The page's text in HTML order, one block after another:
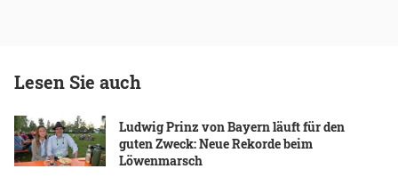
Lesen Sie auch
Ludwig Prinz von Bayern läuft für den
guten Zweck: Neue Rekorde beim
Löwenmarsch